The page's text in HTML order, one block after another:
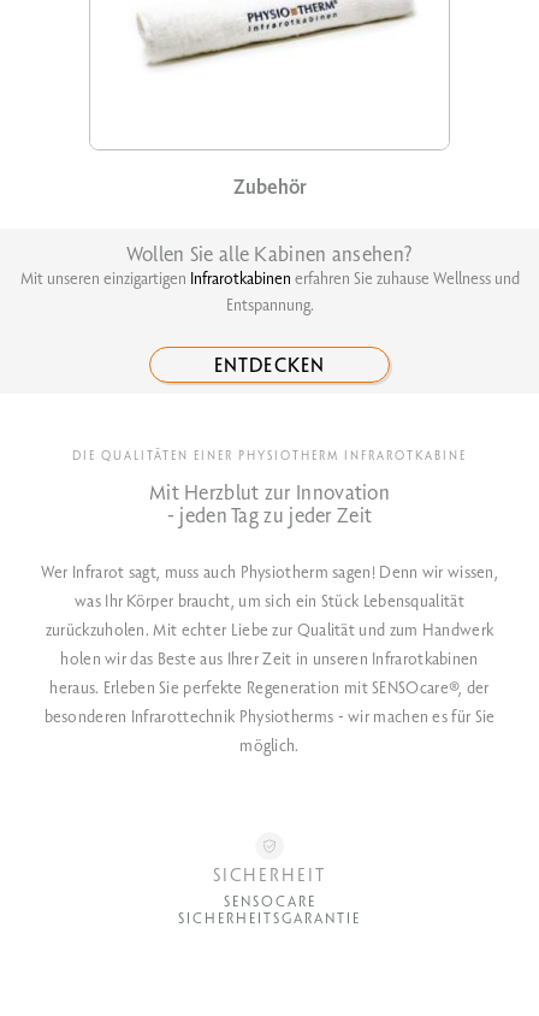
Zubehör
Wollen Sie alle Kabinen ansehen?
Mit unseren einzigartigen Infrarotkabinen erfahren Sie zuhause Wellness und
Entspannung.
ENTDECKEN
DIE QUALITÄTEN EINER PHYSIOTHERM INFRAROTKABINE
Mit Herzblut zur Innovation
- jeden Tag zu jeder Zeit
Wer Infrarot sagt, muss auch Physiotherm sagen! Denn wir wissen,
was Ihr Körper braucht, um sich ein Stück Lebensqualität
zurückzuholen. Mit echter Liebe zur Qualität und zum Handwerk
holen wir das Beste aus Ihrer Zeit in unseren Infrarotkabinen
heraus. Erleben Sie perfekte Regeneration mit SENSOcare®, der
besonderen Infrarottechnik Physiotherms - wir machen es für Sie
möglich.
SICHERHEIT
SENSOCARE
SICHERHEITSGARANTIE